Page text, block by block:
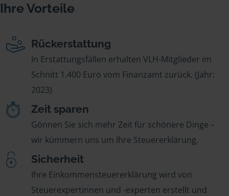
Ihre Vorteile
Rückerstattung
In Erstattungsfällen erhalten VLH-Mitglieder im
Schnitt 1.400 Euro vom Finanzamt zurück. (Jahr:
2023)
Zeit sparen
Gönnen Sie sich mehr Zeit für schönere Dinge –
wir kümmern uns um Ihre Steuererklärung.
Sicherheit
Ihre Einkommensteuererklärung wird von
Steuerexpertinnen und -experten erstellt und